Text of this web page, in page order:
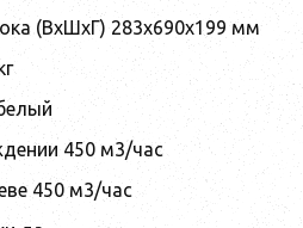
(ВхШхГ) 283x690x199 мм
450 м3/час
450 м3/час